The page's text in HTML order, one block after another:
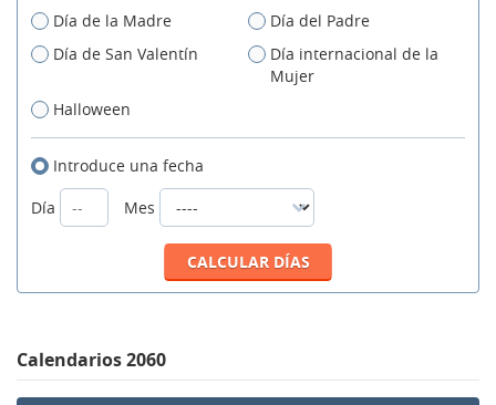
Día de la Madre
Día del Padre
Día de San Valentín
Día internacional de la
Mujer
Halloween
Introduce una fecha
Día
Mes
Calendarios 2060